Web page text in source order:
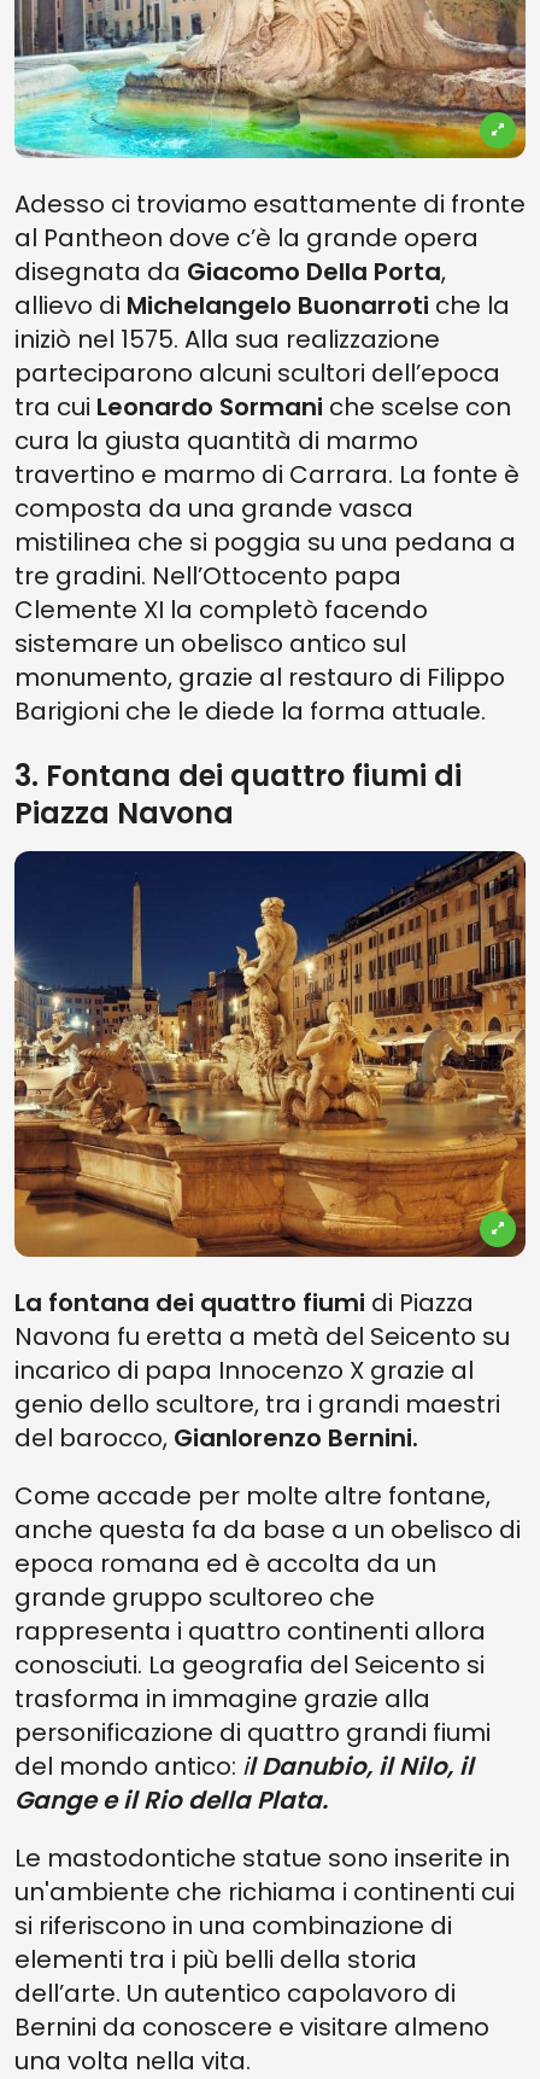
Adesso ci troviamo esattamente di fronte
al Pantheon dove c’è la grande opera
disegnata da Giacomo Della Porta,
allievo di Michelangelo Buonarroti che la
iniziò nel 1575. Alla sua realizzazione
parteciparono alcuni scultori dell’epoca
tra cui Leonardo Sormani che scelse con
cura la giusta quantità di marmo
travertino e marmo di Carrara. La fonte è
composta da una grande vasca
mistilinea che si poggia su una pedana a
tre gradini. Nell’Ottocento papa
Clemente XI la completò facendo
sistemare un obelisco antico sul
monumento, grazie al restauro di Filippo
Barigioni che le diede la forma attuale.
3. Fontana dei quattro fiumi di
Piazza Navona
La fontana dei quattro fiumi di Piazza
Navona fu eretta a metà del Seicento su
incarico di papa Innocenzo X grazie al
genio dello scultore, tra i grandi maestri
del barocco, Gianlorenzo Bernini.
Come accade per molte altre fontane,
anche questa fa da base a un obelisco di
epoca romana ed è accolta da un
grande gruppo scultoreo che
rappresenta i quattro continenti allora
conosciuti. La geografia del Seicento si
trasforma in immagine grazie alla
personificazione di quattro grandi fiumi
del mondo antico: il Danubio, il Nilo, il
Gange e il Rio della Plata.
Le mastodontiche statue sono inserite in
un'ambiente che richiama i continenti cui
si riferiscono in una combinazione di
elementi tra i più belli della storia
dell’arte. Un autentico capolavoro di
Bernini da conoscere e visitare almeno
una volta nella vita.